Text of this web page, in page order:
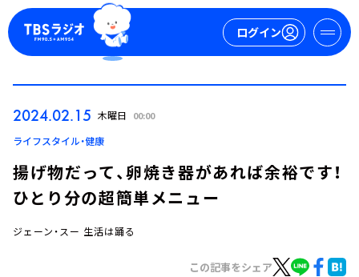
ログイン
ログイン
2024.02.15 木曜日 00:00
ライフスタイル・健康
揚げ物だって、卵焼き器があれば余裕です！
ひとり分の超簡単メニュー
ジェーン・スー 生活は踊る
この記事をシェア